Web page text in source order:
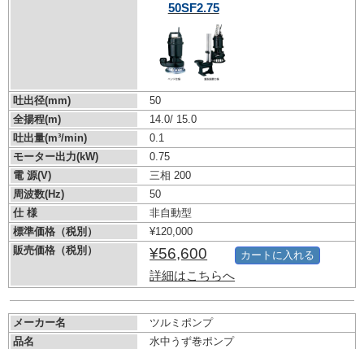
50SF2.75
吐出径(mm)
50
全揚程(m)
14.0/ 15.0
吐出量(m³/min)
0.1
モーター出力(kW)
0.75
電 源(V)
三相 200
周波数(Hz)
50
仕 様
非自動型
標準価格（税別）
¥120,000
販売価格（税別）
¥56,600
詳細はこちらへ
カートに入れる
メーカー名
ツルミポンプ
品名
水中うず巻ポンプ